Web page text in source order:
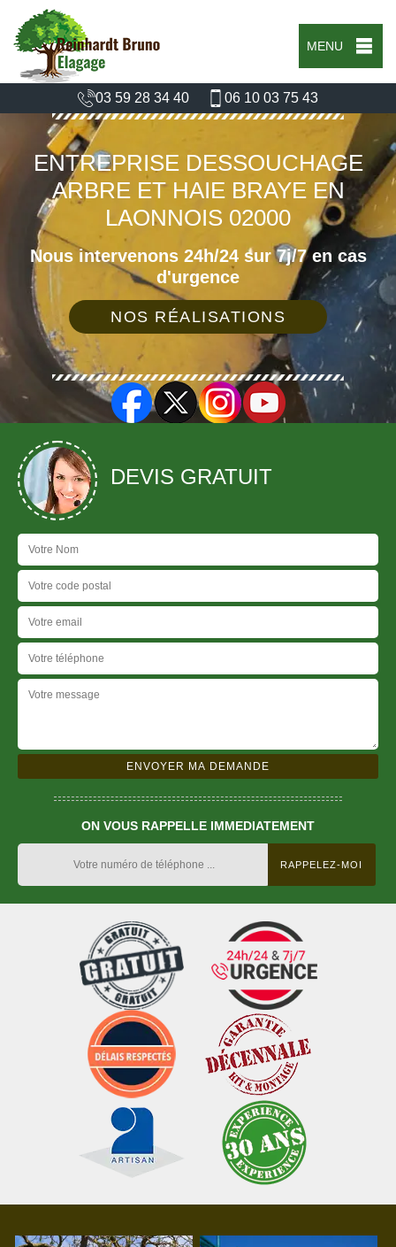
MENU
03 59 28 34 40 06 10 03 75 43
ENTREPRISE DESSOUCHAGE
ARBRE ET HAIE BRAYE EN
LAONNOIS 02000
Nous intervenons 24h/24 sur 7j/7 en cas
d'urgence
NOS RÉALISATIONS
DEVIS GRATUIT
ON VOUS RAPPELLE IMMEDIATEMENT